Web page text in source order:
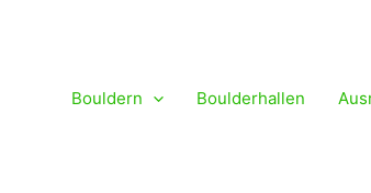
Bouldern
Boulderhallen